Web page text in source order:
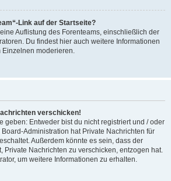
Link auf der Startseite?
Auflistung des Forenteams, einschließlich der
Du findest hier auch weitere Informationen
moderieren.
verschicken!
geben: Entweder bist du nicht registriert und / oder
Administration hat Private Nachrichten für
Außerdem könnte es sein, dass der
Private Nachrichten zu verschicken, entzogen hat.
um weitere Informationen zu erhalten.